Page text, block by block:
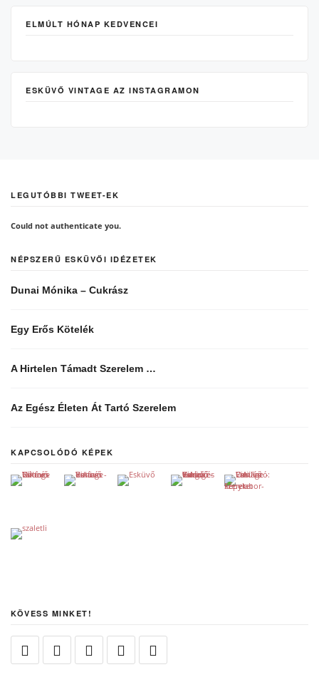
ELMÚLT HÓNAP KEDVENCEI
ESKÜVŐ VINTAGE AZ INSTAGRAMON
LEGUTÓBBI TWEET-EK
Could not authenticate you.
NÉPSZERŰ ESKÜVŐI IDÉZETEK
Dunai Mónika – Cukrász
Egy Erős Kötelék
A Hirtelen Támadt Szerelem …
Az Egész Életen Át Tartó Szerelem
KAPCSOLÓDÓ KÉPEK
KÖVESS MINKET!